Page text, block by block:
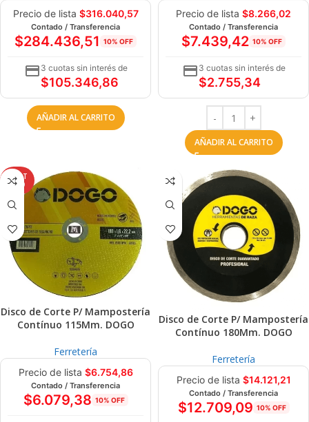
Precio de lista $316.040,57
Contado / Transferencia
$284.436,51 10% OFF
3 cuotas sin interés de
$105.346,86
AÑADIR AL CARRITO
Precio de lista $8.266,02
Contado / Transferencia
$7.439,42 10% OFF
3 cuotas sin interés de
$2.755,34
AÑADIR AL CARRITO
AGOT
ADO
Disco de Corte P/ Mampostería
Contínuo 115Mm. DOGO
Ferretería
Precio de lista $6.754,86
Contado / Transferencia
$6.079,38 10% OFF
Disco de Corte P/ Mampostería
Contínuo 180Mm. DOGO
Ferretería
Precio de lista $14.121,21
Contado / Transferencia
$12.709,09 10% OFF